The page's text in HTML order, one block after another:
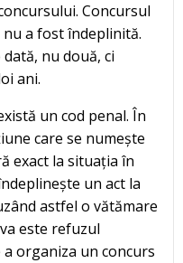
Concursul
a fost îndeplinită.
nu două, ci
ani.
un cod penal. În
care se numește
exact la situația în
un act la
astfel o vătămare
este refuzul
organiza un concurs